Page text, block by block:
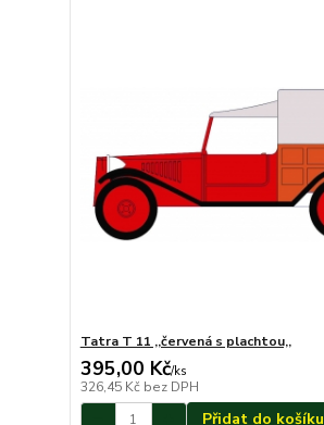
Tatra T 11 ,,červená s plachtou,,
395,00 Kč/ks
326,45 Kč bez DPH
Přidat do košíku